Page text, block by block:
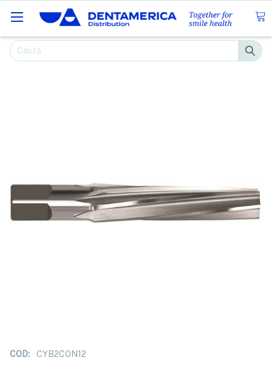
Caută
COD: CYB2CON12